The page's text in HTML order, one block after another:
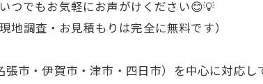
いつでもお気軽にお声がけください😊💡
現地調査・お見積もりは完全に無料です）
市・伊賀市・津市・四日市）を中心に対応し